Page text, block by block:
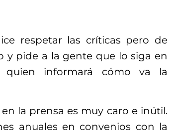
respetar las críticas pero de
y pide a la gente que lo siga en
quien informará cómo va la
la prensa es muy caro e inútil.
anuales en convenios con la